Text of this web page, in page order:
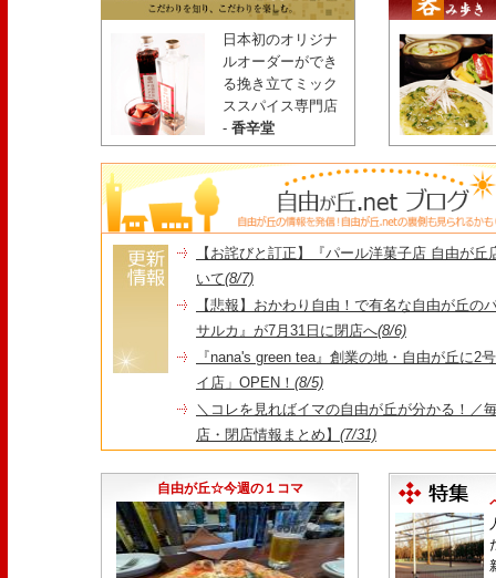
日本初のオリジナ
ルオーダーができ
る挽き立てミック
ススパイス専門店
- 香辛堂
【お詫びと訂正】『パール洋菓子店 自由が
いて(8/7)
【悲報】おかわり自由！で有名な自由が丘の
サルカ』が7月31日に閉店へ(8/6)
『nana's green tea』創業の地・自由が丘に2
イ店」OPEN！ (8/5)
＼コレを見ればイマの自由が丘が分かる！／
店・閉店情報まとめ】 (7/31)
永久パス配布も！
自由が丘☆今週の１コマ